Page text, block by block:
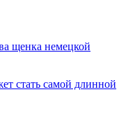
щенка немецкой
стать самой длинной